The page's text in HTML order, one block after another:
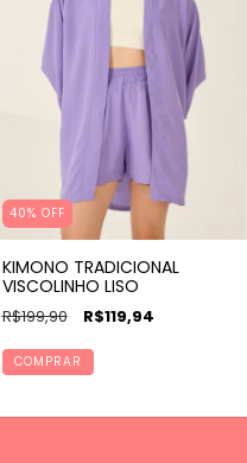
40% OFF
KIMONO TRADICIONAL
VISCOLINHO LISO
R$199,90 R$119,94
COMPRAR